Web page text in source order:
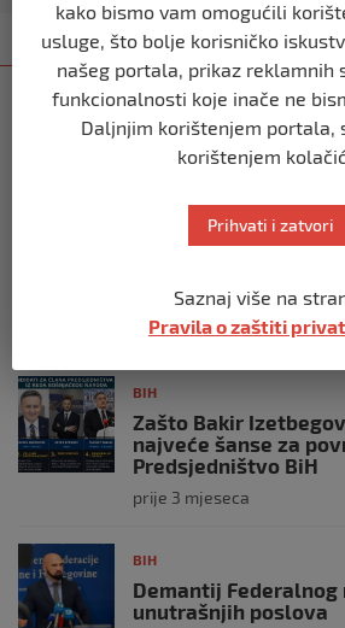
Kategorija Najnovije
BIH
Ravnopravnost da —
manipulacija ne
OHR-a – šta vi
prije 3 mjeseca
BIH
Zašto Bakir
najveće šanse za
Predsjedništvo BiH
prije 3 mjeseca
BIH
Demantij
unutrašnjih poslova
kako bismo vam omogućili
usluge, što bolje korisničko
našeg portala, prikaz reklamnih
funkcionalnosti koje inače ne
Daljnjim korištenjem portala,
korištenjem
Prihvati i zatvori
Saznaj više na
Pravila o zaštiti